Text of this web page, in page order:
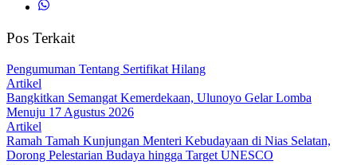
Pos Terkait
Pengumuman Tentang Sertifikat Hilang
Artikel
Bangkitkan Semangat Kemerdekaan, Ulunoyo Gelar Lomba
Menuju 17 Agustus 2026
Artikel
Ramah Tamah Kunjungan Menteri Kebudayaan di Nias Selatan,
Dorong Pelestarian Budaya hingga Target UNESCO